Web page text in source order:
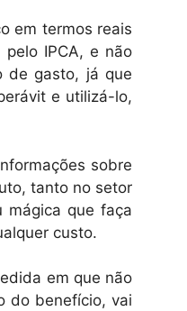
em termos reais
IPCA, e não
de gasto, já que
e utilizá-lo,
sobre
tanto no setor
mágica que faça
custo.
em que não
do benefício, vai